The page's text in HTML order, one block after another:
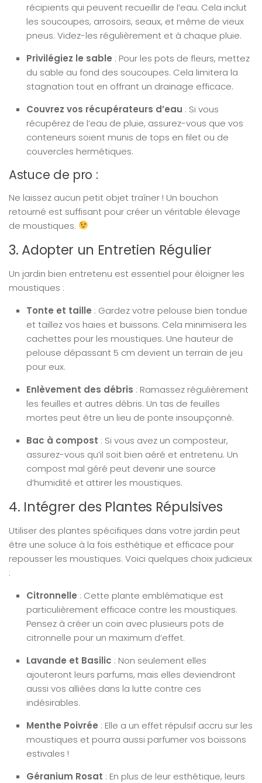
récipients qui peuvent recueillir de l’eau. Cela inclut
les soucoupes, arrosoirs, seaux, et même de vieux
pneus. Videz-les régulièrement et à chaque pluie.
Privilégiez le sable : Pour les pots de fleurs, mettez
du sable au fond des soucoupes. Cela limitera la
stagnation tout en offrant un drainage efficace.
Couvrez vos récupérateurs d’eau : Si vous
récupérez de l’eau de pluie, assurez-vous que vos
conteneurs soient munis de tops en filet ou de
couvercles hermétiques.
Astuce de pro :
Ne laissez aucun petit objet traîner ! Un bouchon
retourné est suffisant pour créer un véritable élevage
de moustiques.
3. Adopter un Entretien Régulier
Un jardin bien entretenu est essentiel pour éloigner les
moustiques :
Tonte et taille : Gardez votre pelouse bien tondue
et taillez vos haies et buissons. Cela minimisera les
cachettes pour les moustiques. Une hauteur de
pelouse dépassant 5 cm devient un terrain de jeu
pour eux.
Enlèvement des débris : Ramassez régulièrement
les feuilles et autres débris. Un tas de feuilles
mortes peut être un lieu de ponte insoupçonné.
Bac à compost : Si vous avez un composteur,
assurez-vous qu’il soit bien aéré et entretenu. Un
compost mal géré peut devenir une source
d’humidité et attirer les moustiques.
4. Intégrer des Plantes Répulsives
Utiliser des plantes spécifiques dans votre jardin peut
être une soluce à la fois esthétique et efficace pour
repousser les moustiques. Voici quelques choix judicieux
:
Citronnelle : Cette plante emblématique est
particulièrement efficace contre les moustiques.
Pensez à créer un coin avec plusieurs pots de
citronnelle pour un maximum d’effet.
Lavande et Basilic : Non seulement elles
ajouteront leurs parfums, mais elles deviendront
aussi vos alliées dans la lutte contre ces
indésirables.
Menthe Poivrée : Elle a un effet répulsif accru sur les
moustiques et pourra aussi parfumer vos boissons
estivales !
Géranium Rosat : En plus de leur esthétique, leurs